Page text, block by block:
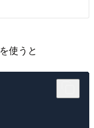
を使うと